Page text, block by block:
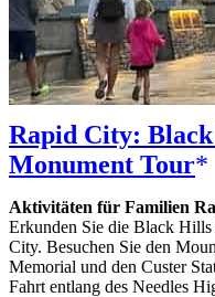
Rapid City:
Monument Tour
Aktivitäten für Familien
Erkunden Sie die Black
City. Besuchen Sie den
Memorial und den Custer
Fahrt entlang des Needles